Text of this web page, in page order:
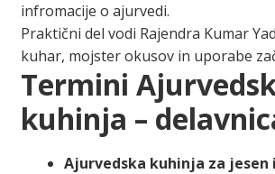
infromacije o ajurvedi.
Praktični del vodi Rajendra Kumar
kuhar, mojster okusov in uporabe
Termini
kuhinja –
Ajurvedska kuhinja za jesen